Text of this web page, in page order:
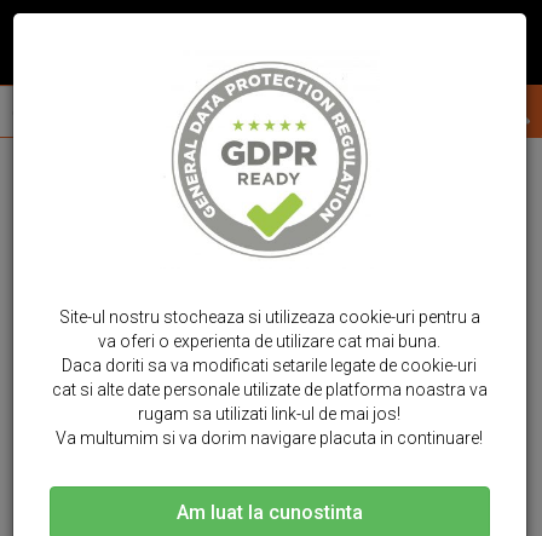
Site-ul nostru stocheaza si utilizeaza cookie-uri pentru a
va oferi o experienta de utilizare cat mai buna.
Daca doriti sa va modificati setarile legate de cookie-uri
cat si alte date personale utilizate de platforma noastra va
rugam sa utilizati link-ul de mai jos!
Va multumim si va dorim navigare placuta in continuare!
Am luat la cunostinta